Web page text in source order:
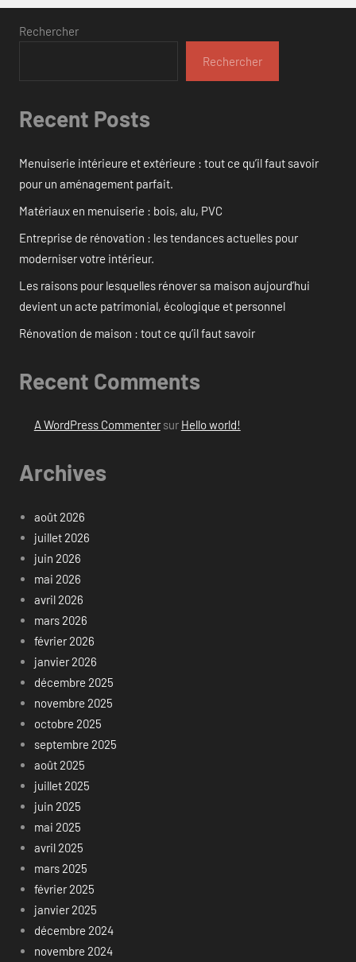
Rechercher
Rechercher
Recent Posts
Menuiserie intérieure et extérieure : tout ce qu’il faut savoir
pour un aménagement parfait.
Matériaux en menuiserie : bois, alu, PVC
Entreprise de rénovation : les tendances actuelles pour
moderniser votre intérieur.
Les raisons pour lesquelles rénover sa maison aujourd’hui
devient un acte patrimonial, écologique et personnel
Rénovation de maison : tout ce qu’il faut savoir
Recent Comments
A WordPress Commentersur Hello world!
Archives
août 2026
juillet 2026
juin 2026
mai 2026
avril 2026
mars 2026
février 2026
janvier 2026
décembre 2025
novembre 2025
octobre 2025
septembre 2025
août 2025
juillet 2025
juin 2025
mai 2025
avril 2025
mars 2025
février 2025
janvier 2025
décembre 2024
novembre 2024